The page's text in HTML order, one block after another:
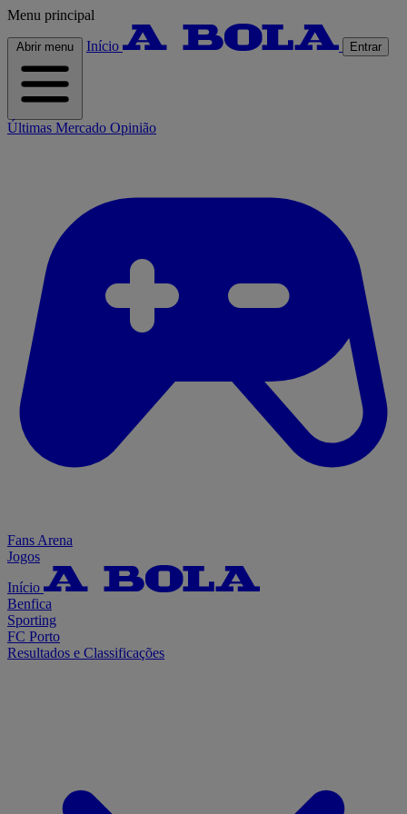
Menu principal
Abrir menu Início Entrar
Últimas Mercado Opinião
Fans Arena
Jogos
Início
Benfica
Sporting
FC Porto
Resultados e Classificações